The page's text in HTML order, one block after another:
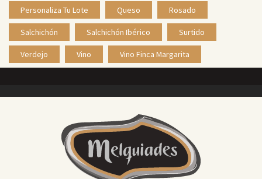
Personaliza Tu Lote Queso Rosado
Salchichón Salchichón Ibérico Surtido
Verdejo Vino Vino Finca Margarita